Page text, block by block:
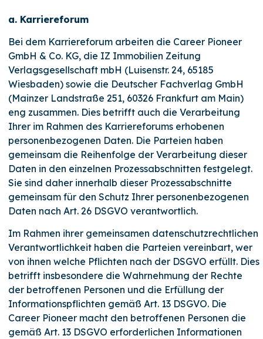
a. Karriereforum
Bei dem Karriereforum arbeiten die Career Pioneer
GmbH & Co. KG, die IZ Immobilien Zeitung
Verlagsgesellschaft mbH (Luisenstr. 24, 65185
Wiesbaden) sowie die Deutscher Fachverlag GmbH
(Mainzer Landstraße 251, 60326 Frankfurt am Main)
eng zusammen. Dies betrifft auch die Verarbeitung
Ihrer im Rahmen des Karriereforums erhobenen
personenbezogenen Daten. Die Parteien haben
gemeinsam die Reihenfolge der Verarbeitung dieser
Daten in den einzelnen Prozessabschnitten festgelegt.
Sie sind daher innerhalb dieser Prozessabschnitte
gemeinsam für den Schutz Ihrer personenbezogenen
Daten nach Art. 26 DSGVO verantwortlich.
Im Rahmen ihrer gemeinsamen datenschutzrechtlichen
Verantwortlichkeit haben die Parteien vereinbart, wer
von ihnen welche Pflichten nach der DSGVO erfüllt. Dies
betrifft insbesondere die Wahrnehmung der Rechte
der betroffenen Personen und die Erfüllung der
Informationspflichten gemäß Art. 13 DSGVO. Die
Career Pioneer macht den betroffenen Personen die
gemäß Art. 13 DSGVO erforderlichen Informationen